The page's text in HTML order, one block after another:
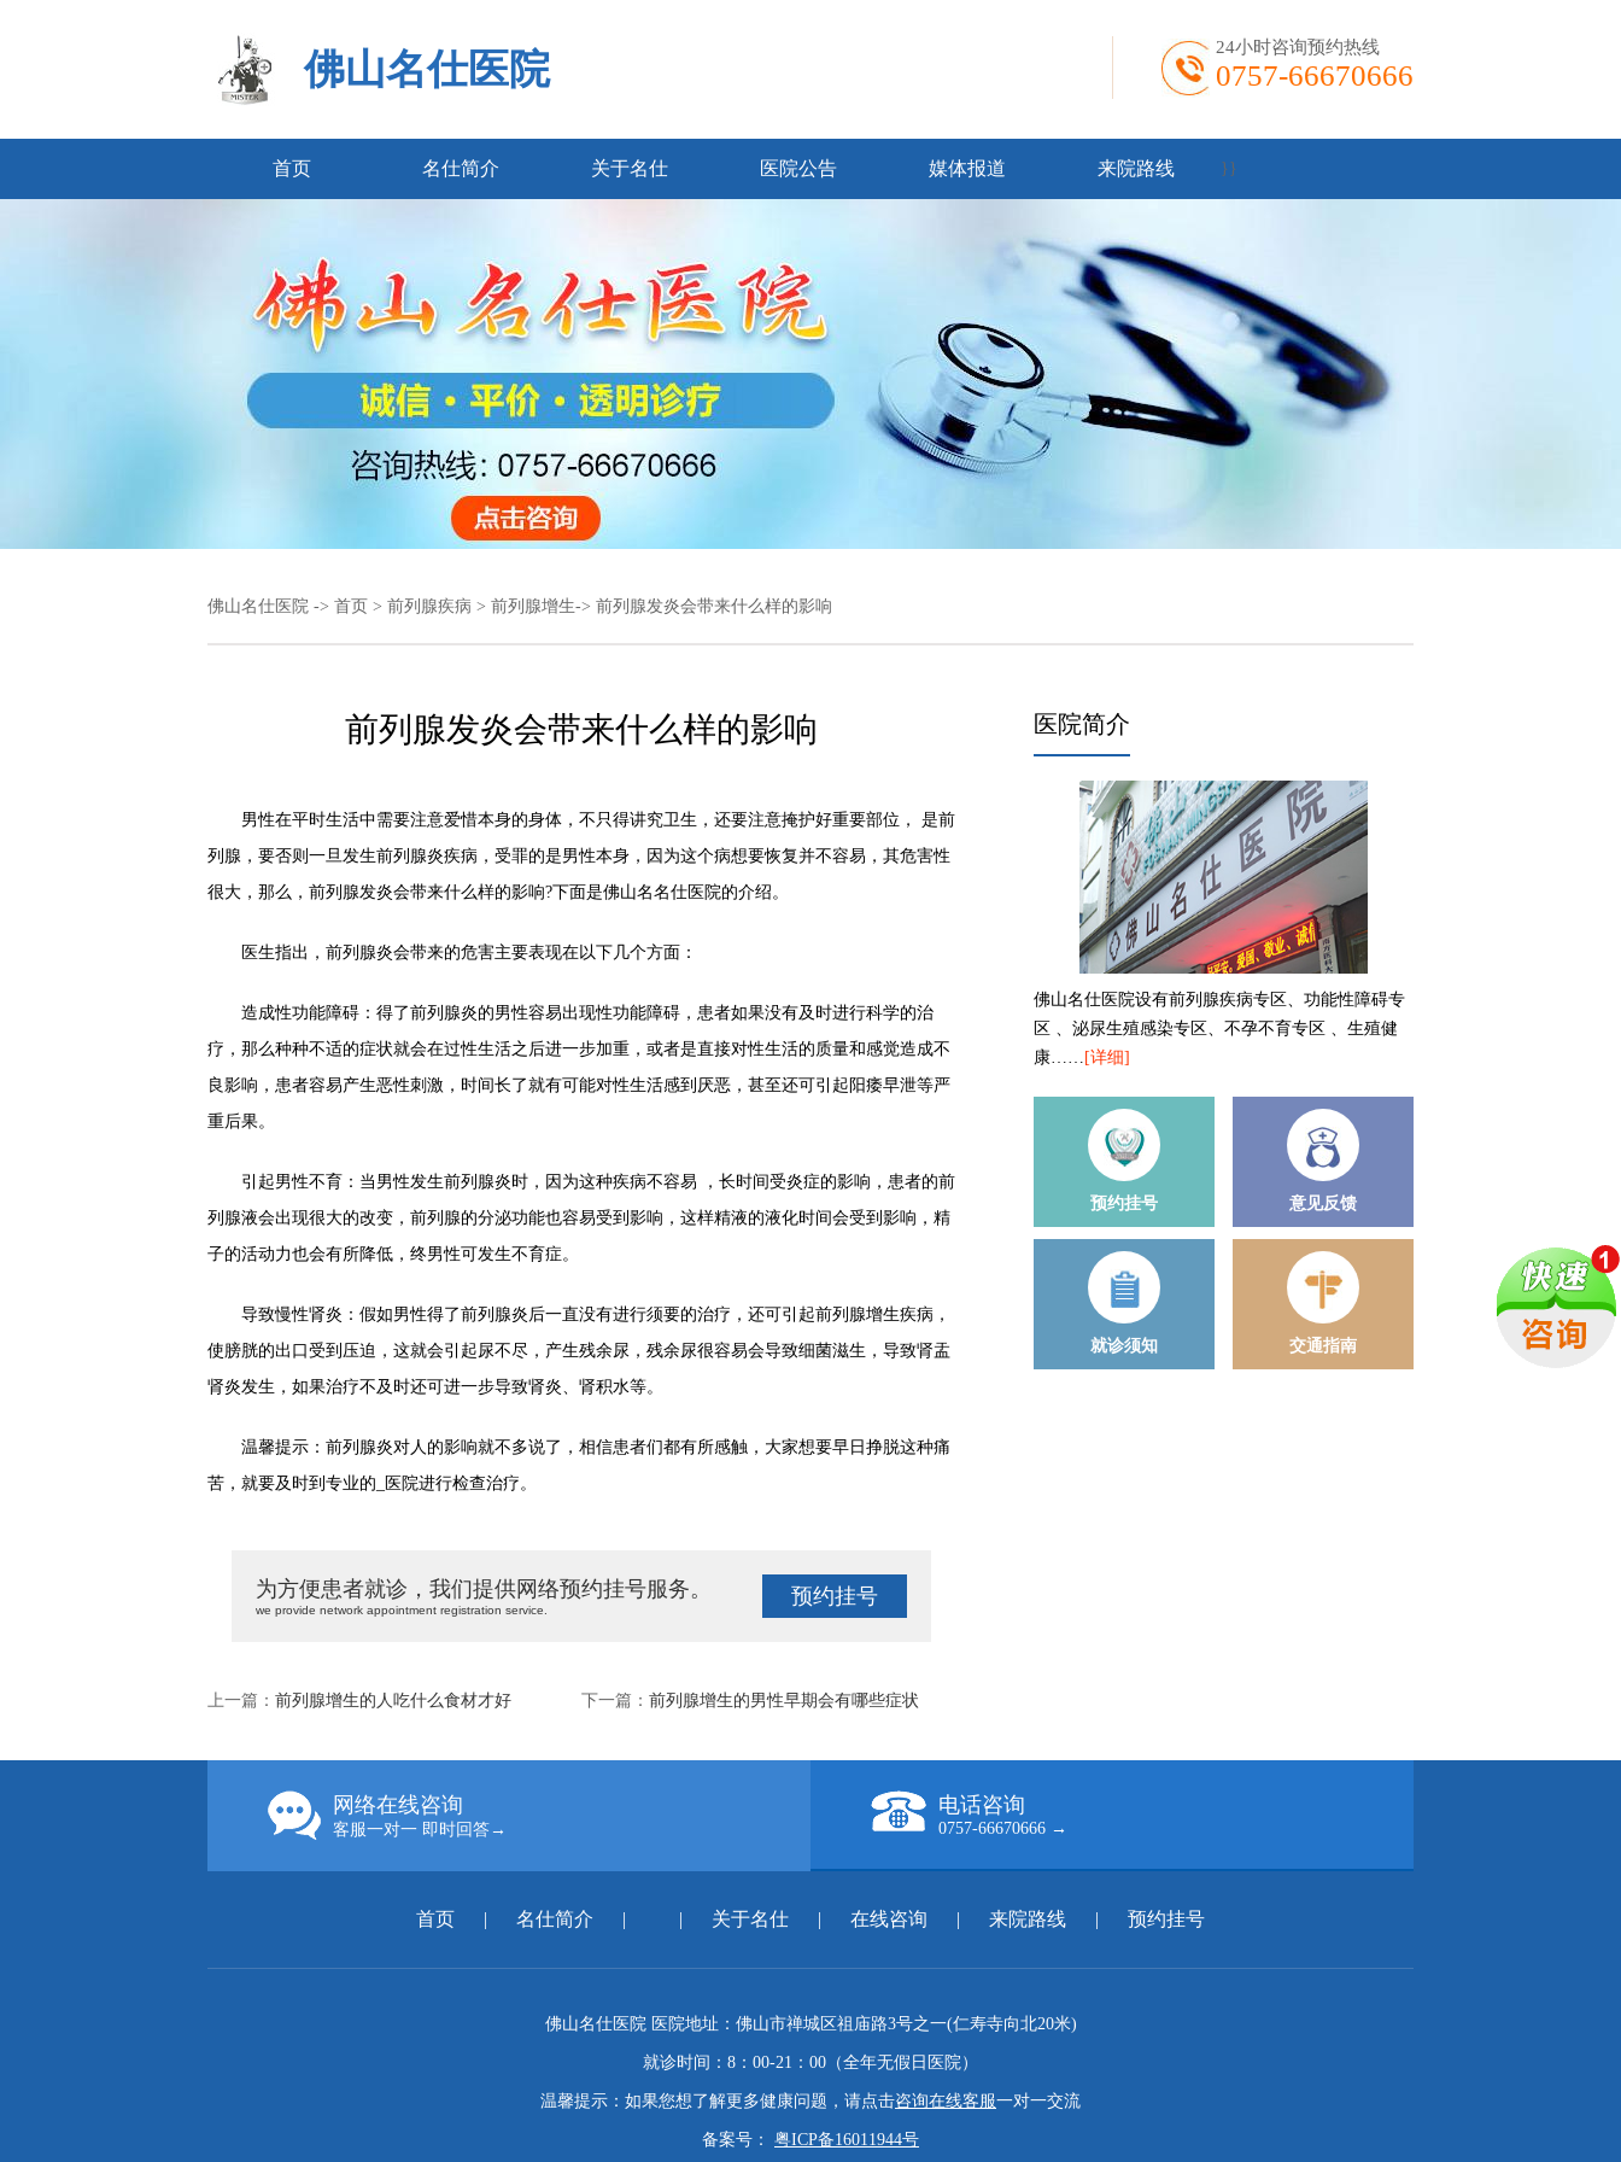
佛山名仕医院 24小时咨询预约热线
0757-66670666
首页 名仕简介 关于名仕 }
医院公告 }
媒体报道 来院路线
佛山名仕医院 -> 首页 > 前列腺疾病 > 前列腺增生-> 前列腺发炎会带来什么样的影响
前列腺发炎会带来什么样的影响
男性在平时生活中需要注意爱惜本身的身体，不只得讲究卫生，还要注意掩护好重要部位， 是前
列腺，要否则一旦发生前列腺炎疾病，受罪的是男性本身，因为这个病想要恢复并不容易，其危害性
很大，那么，前列腺发炎会带来什么样的影响?下面是佛山名名仕医院的介绍。
医生指出，前列腺炎会带来的危害主要表现在以下几个方面：
造成性功能障碍：得了前列腺炎的男性容易出现性功能障碍，患者如果没有及时进行科学的治
疗，那么种种不适的症状就会在过性生活之后进一步加重，或者是直接对性生活的质量和感觉造成不
良影响，患者容易产生恶性刺激，时间长了就有可能对性生活感到厌恶，甚至还可引起阳痿早泄等严
重后果。
引起男性不育：当男性发生前列腺炎时，因为这种疾病不容易 ，长时间受炎症的影响，患者的前
列腺液会出现很大的改变，前列腺的分泌功能也容易受到影响，这样精液的液化时间会受到影响，精
子的活动力也会有所降低，终男性可发生不育症。
导致慢性肾炎：假如男性得了前列腺炎后一直没有进行须要的治疗，还可引起前列腺增生疾病，
使膀胱的出口受到压迫，这就会引起尿不尽，产生残余尿，残余尿很容易会导致细菌滋生，导致肾盂
肾炎发生，如果治疗不及时还可进一步导致肾炎、肾积水等。
温馨提示：前列腺炎对人的影响就不多说了，相信患者们都有所感触，大家想要早日挣脱这种痛
苦，就要及时到专业的_医院进行检查治疗。
为方便患者就诊，我们提供网络预约挂号服务。
we provide network appointment registration service.
预约挂号
上一篇： 前列腺增生的人吃什么食材才好 下一篇： 前列腺增生的男性早期会有哪些症状
医院简介
佛山名仕医院设有前列腺疾病专区、功能性障碍专
区 、泌尿生殖感染专区、不孕不育专区 、生殖健
康…… [详细]
预约挂号 意见反馈
就诊须知 交通指南
网络在线咨询
客服一对一 即时回答→
电话咨询
0757-66670666 →
首页 | 名仕简介 | | 关于名仕 | 在线咨询 | 来院路线 | 预约挂号
佛山名仕医院 医院地址：佛山市禅城区祖庙路3号之一(仁寿寺向北20米)
就诊时间：8：00-21：00（全年无假日医院）
温馨提示：如果您想了解更多健康问题，请点击咨询在线客服一对一交流
备案号： 粤ICP备16011944号